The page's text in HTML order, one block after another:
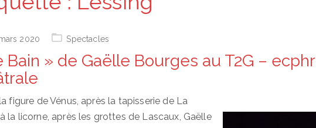
2020 Spectacles
Bain » de Gaëlle Bourges au T2G –
figure de Vénus, après la tapisserie de La
la licorne, après les grottes de Lascaux, Gaëlle